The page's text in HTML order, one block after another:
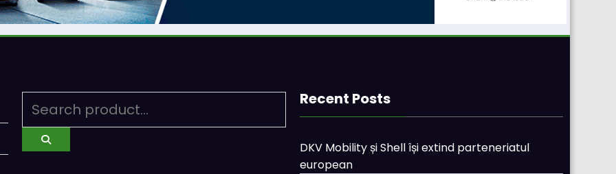
Recent Posts
DKV Mobility și Shell își extind parteneriatul
european